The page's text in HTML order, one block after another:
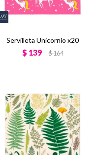
Servilleta Unicornio x20
$ 139 $164